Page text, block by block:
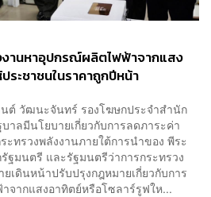
านหาอุปกรณ์ผลิตไฟฟ้าจากแสง
ระชาชนในราคาถูกปีหน้า
ต์ วัฒนะจันทร์ รองโฆษกประจำสำนัก
าลมีนโยบายเกี่ยวกับการลดภาระค่า
ทรวงพลังงานภายใต้การนำของ พีระ
ฐมนตรี และรัฐมนตรีว่าการกระทรวง
เดินหน้าปรับปรุงกฎหมายเกี่ยวกับการ
จากแสงอาทิตย์หรือโซลาร์รูฟให...